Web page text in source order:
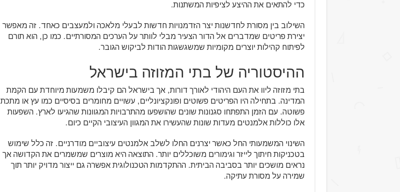
כדי להתאים את ההיצע לציפיות המשתנות.
השילוב בין מסורת לחדשנות יצר הזדמנויות חדשות לבעלי מלאכה ולמעצבים כאחד. זה מאפשר
יצירת פריטים שמדברים אל הדור הצעיר מבלי לוותר על הערכים המסורתיים. כמו כן, הוא תורם
לפיתוח קהילות יוצרים מקומיות שמשגשגות הודות לביקוש הגובר.
ההיסטוריה של בתי המזוזה בישראל
בתי מזוזה ליוו את העם היהודי לאורך דורות, אך בישראל הם קיבלו משמעות מיוחדת עם הקמת
המדינה. בתחילה היו הפריטים פשוטים ופונקציונליים, עשויים מחומרים בסיסיים כמו עץ או מתכת
פשוטה. עם הזמן התפתחו סגנונות שונים שהושפעו מהתרבויות המגוונות שהגיעו לארץ. השפעות
אלו כוללות אלמנטים מעדות שונות שהעשירו את המגוון העיצובי הקיים כיום.
השינוי המשמעותי החל כאשר יצרנים החלו לשלב אלמנטים עיצוביים מודרניים. זה כלל שימוש
בטכניקות חיתוך לייזר וגימורים משוכללים יותר. התוצאה היא מוצרים שמשמרים את הקדושה אך
נראים מושכים יותר בסביבה הביתית. ההתקדמות הטכנולוגית אפשרה גם ייצור מדויק יותר תוך
שמירה על מסורת עתיקה.